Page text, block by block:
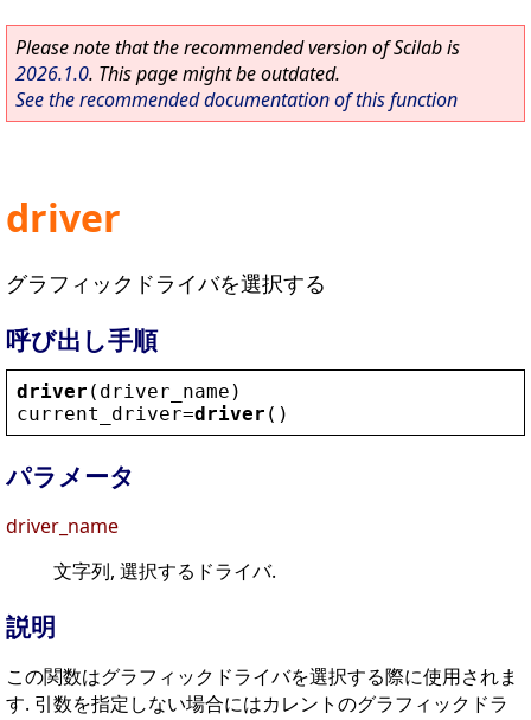
Please note that the recommended version of Scilab is
2026.1.0. This page might be outdated.
See the recommended documentation of this function
driver
グラフィックドライバを選択する
呼び出し手順
driver ( driver_name )
current_driver=driver ()
パラメータ
driver_name
文字列, 選択するドライバ.
説明
この関数はグラフィックドライバを選択する際に使用されま
す. 引数を指定しない場合にはカレントのグラフィックドラ